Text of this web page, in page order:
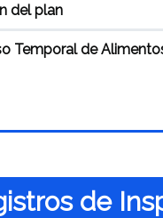
del plan
Temporal de
de